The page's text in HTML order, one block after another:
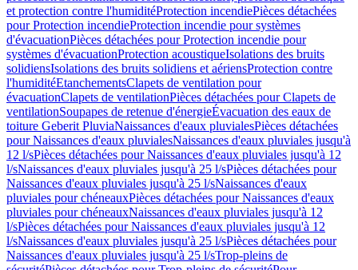
et protection contre l'humiditéProtection incendiePièces détachées
pour Protection incendieProtection incendie pour systèmes
d'évacuationPièces détachées pour Protection incendie pour
systèmes d'évacuationProtection acoustiqueIsolations des bruits
solidiensIsolations des bruits solidiens et aériensProtection contre
l'humiditéEtanchementsClapets de ventilation pour
évacuationClapets de ventilationPièces détachées pour Clapets de
ventilationSoupapes de retenue d'énergieÉvacuation des eaux de
toiture Geberit PluviaNaissances d'eaux pluvialesPièces détachées
pour Naissances d'eaux pluvialesNaissances d'eaux pluviales jusqu'à
12 l/sPièces détachées pour Naissances d'eaux pluviales jusqu'à 12
l/sNaissances d'eaux pluviales jusqu'à 25 l/sPièces détachées pour
Naissances d'eaux pluviales jusqu'à 25 l/sNaissances d'eaux
pluviales pour chéneauxPièces détachées pour Naissances d'eaux
pluviales pour chéneauxNaissances d'eaux pluviales jusqu'à 12
l/sPièces détachées pour Naissances d'eaux pluviales jusqu'à 12
l/sNaissances d'eaux pluviales jusqu'à 25 l/sPièces détachées pour
Naissances d'eaux pluviales jusqu'à 25 l/sTrop-pleins de